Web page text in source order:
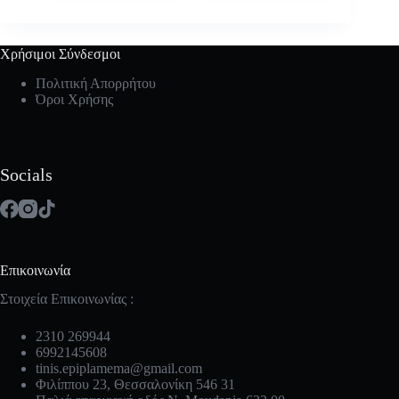
Χρήσιμοι Σύνδεσμοι
Πολιτική Απορρήτου
Όροι Χρήσης
Socials
Επικοινωνία
Στοιχεία Επικοινωνίας :
2310 269944
6992145608
tinis.epiplamema@gmail.com
Φιλίππου 23, Θεσσαλονίκη 546 31